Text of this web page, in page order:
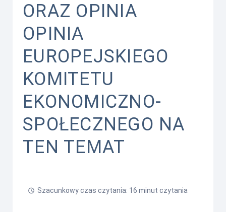
ORAZ OPINIA
OPINIA
EUROPEJSKIEGO
KOMITETU
EKONOMICZNO-
SPOŁECZNEGO NA
TEN TEMAT
Szacunkowy czas czytania: 16 minut czytania